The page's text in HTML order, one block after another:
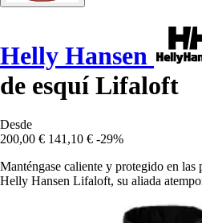
Helly Hansen
de esquí Lifaloft
Desde
200,00 € 141,10 € -29%
Manténgase caliente y protegido en las
Helly Hansen Lifaloft, su aliada